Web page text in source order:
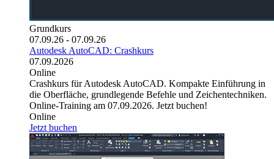
Grundkurs
07.09.26 - 07.09.26
Autodesk AutoCAD: Crashkurs
07.09.2026
Online
Crashkurs für Autodesk AutoCAD. Kompakte Einführung in
die Oberfläche, grundlegende Befehle und Zeichentechniken.
Online-Training am 07.09.2026. Jetzt buchen!
Online
Jetzt buchen